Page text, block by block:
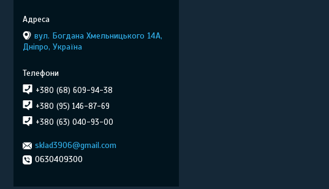
вул. Богдана Хмельницького 14А,
Дніпро, Україна
+380 (68) 609-94-38
+380 (95) 146-87-69
+380 (63) 040-93-00
sklad3906@gmail.com
0630409300